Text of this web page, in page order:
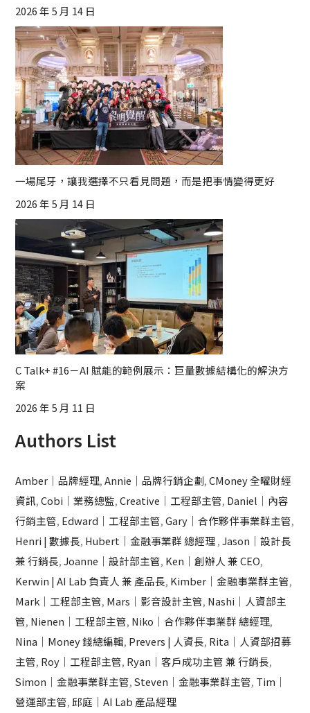
2026 年 5 月 14 日
一場尾牙，讓我選擇不只看見問題，而是把事情變得更好
2026 年 5 月 14 日
C Talk+ #16－AI 賦能的範例展示：巨量數據結構化的解決方
案
2026 年 5 月 11 日
Authors List
Amber｜品牌經理,Annie｜品牌行銷企劃,CMoney 全曜財經
資訊,Cobi｜業務總監,Creative｜工程部主管, Daniel｜內容
行銷主管, Edward｜工程部主管,Gary｜合作夥伴事業群主管,
Henri | 數據長, Hubert｜金融事業群 總經理,Jason｜設計長
兼 行銷長,Joanne｜設計部主管, Ken｜創辦人 兼 CEO,
Kerwin | AI Lab 負責人 兼 產品長, Kimber｜金融事業群主管,
Mark｜工程部主管, Mars｜影音設計主管, Nashi｜人資部主
管, Nienen｜工程部主管, Niko｜合作夥伴事業群 總經理,
Nina｜Money 錢總編輯, Prevers | 人資長, Rita｜人資部招募
主管, Roy｜工程部主管, Ryan｜客戶成功主管 兼 行銷長,
Simon｜金融事業群主管,Steven｜金融事業群主管, Tim｜
營運部主管, 邱庭｜AI Lab 產品經理